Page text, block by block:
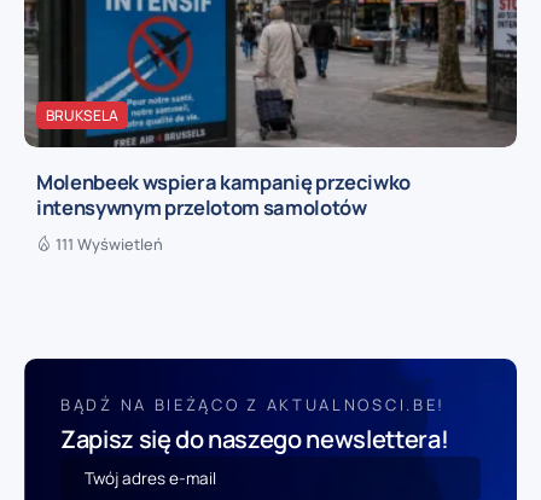
BRUKSELA
Molenbeek wspiera kampanię przeciwko
intensywnym przelotom samolotów
111 Wyświetleń
BĄDŹ NA BIEŻĄCO Z AKTUALNOSCI.BE!
Zapisz się do naszego newslettera!